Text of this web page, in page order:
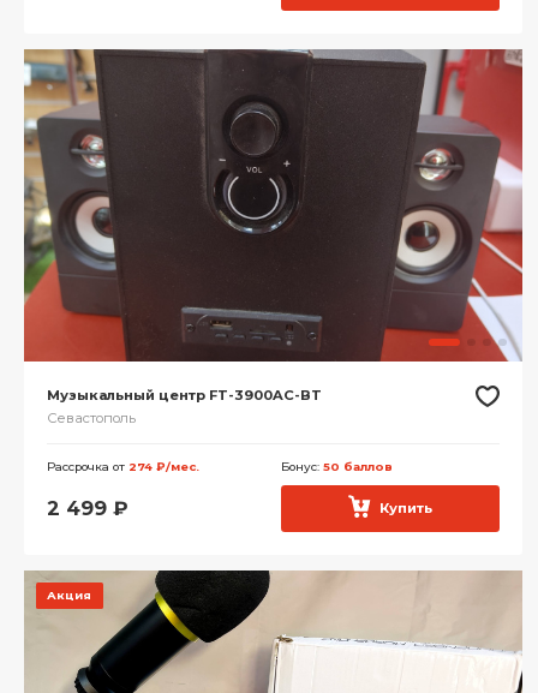
Музыкальный центр FT-3900AC-BT
Севастополь
Рассрочка от 274 ₽/мес. Бонус: 50 баллов
2 499 ₽ Купить
Акция